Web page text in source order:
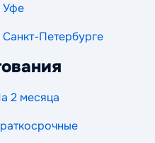
Уфе
Санкт-Петербурге
2 месяца